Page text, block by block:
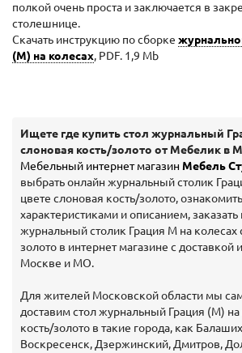
полкой очень проста и заключается в
столешнице.
Скачать инструкцию по сборке
(М) на колесах, PDF. 1,9 Mb
Ищете где купить стол журнальный
слоновая кость/золото от Мебелик в
Мебельный интернет магазин Мебель
выбрать онлайн журнальный столик
цвете слоновая кость/золото,
характеристиками и описанием,
журнальный столик Грация М на колесах
золото в интернет магазине с доставкой
Москве и МО.
Для жителей Московской области мы
доставим стол журнальный Грация (М) на
кость/золото в такие города, как
Воскресенск, Дзержинский, Дмитров,